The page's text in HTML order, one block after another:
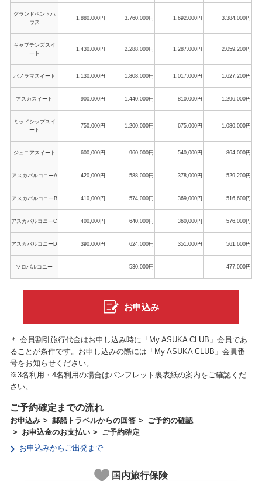
グランドペントハ
ウス
1,880,000円 3,760,000円 1,692,000円 3,384,000円
キャプテンズスイ
ート
1,430,000円 2,288,000円 1,287,000円 2,059,200円
パノラマスイート 1,130,000円 1,808,000円 1,017,000円 1,627,200円
アスカスイート 900,000円 1,440,000円 810,000円 1,296,000円
ミッドシップスイ
ート
750,000円 1,200,000円 675,000円 1,080,000円
ジュニアスイート 600,000円 960,000円 540,000円 864,000円
アスカバルコニーA 420,000円 588,000円 378,000円 529,200円
アスカバルコニーB 410,000円 574,000円 369,000円 516,600円
アスカバルコニーC 400,000円 640,000円 360,000円 576,000円
アスカバルコニーD 390,000円 624,000円 351,000円 561,600円
ソロバルコニー 530,000円 477,000円
お申込み
＊ 会員割引旅行代金はお申し込み時に「My ASUKA CLUB」会員であ
ることが条件です。お申し込みの際には「My ASUKA CLUB」会員番
号をお知らせください。
※3名利用・4名利用の場合はパンフレット裏表紙の案内をご確認くだ
さい。
ご予約確定までの流れ
お申込み 郵船トラベルからの回答
ご予約の確認
お申込金のお支払い
ご予約確定
お申込みからご出発まで
国内旅行保険